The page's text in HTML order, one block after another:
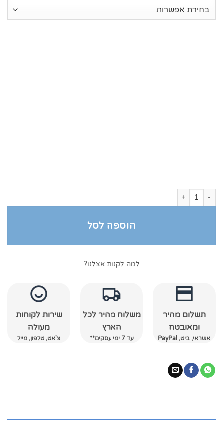
כמות של מגבות רחצה 550 גרם אפור כהה
הוספה לסל
למה לקנות אצלנו?
תשלום מהיר
ומאובטח
אשראי, ביט, PayPal
משלוח מהיר לכל
הארץ
עד 7 ימי עסקים**
שירות לקוחות
מעולה
צ'אט, טלפון, מייל